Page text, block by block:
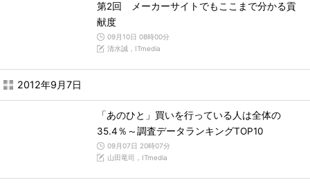
第2回 メーカーサイトでもここまで分かる貢
献度
09月10日 08時00分
清水誠，ITmedia
2012年9月7日
「あのひと」買いを行っている人は全体の
35.4％～調査データランキングTOP10
09月07日 20時07分
山田竜司，ITmedia